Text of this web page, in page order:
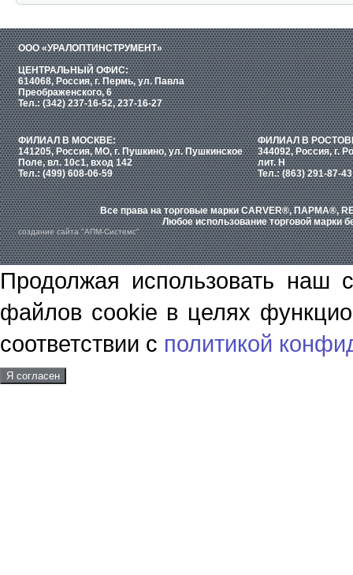
ООО «УРАЛОПТИНСТРУМЕНТ»
ЦЕНТРАЛЬНЫЙ ОФИС:
614068, Россия, г. Пермь, ул. Павла
Преображенского, 6
Тел.: (342) 237-16-52, 237-16-27
ФИЛИАЛ В МОСКВЕ:
141205, Россия, МО, г. Пушкино, ул. Пушкинское
Поле, вл. 10с1, вход 142
Тел.: (499) 608-06-59
ФИЛИАЛ В
344092, Россия, г.
лит. Н
Тел.: (863) 291-87-43
Все права на торговые марки CARVER®, ПАРМА®,
Любое использование торговой марки
создание сайта "АПМ-Системс"
Продолжая использовать наш
файлов cookie в целях
соответствии с политикой
Я согласен